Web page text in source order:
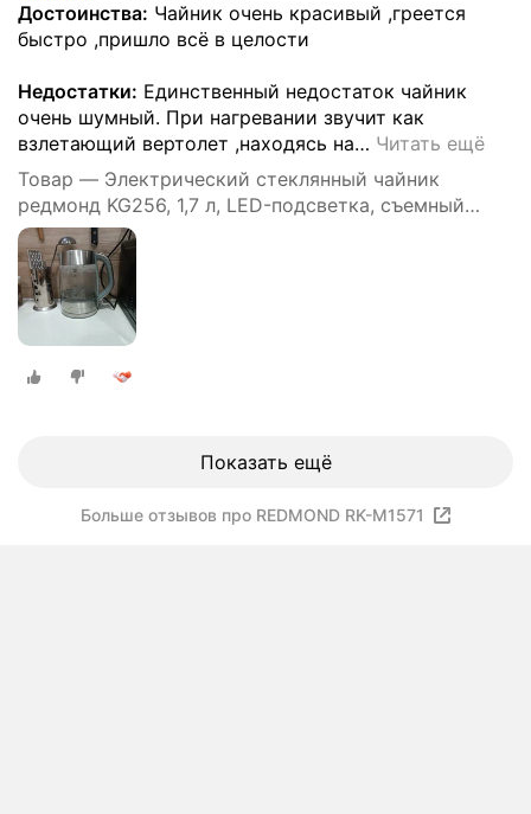
Достоинства: Чайник очень красивый ,греется
быстро ,пришло всё в целости
Недостатки: Единственный недостаток чайник
очень шумный. При нагревании звучит как
взлетающий вертолет ,находясь на… Читать ещё
Товар — Электрический стеклянный чайник
редмонд KG256, 1,7 л, LED-подсветка, съемный
фильтр, термостойкий, вращение 360, 2200 Вт
Показать ещё
Больше отзывов про REDMOND RK-M1571